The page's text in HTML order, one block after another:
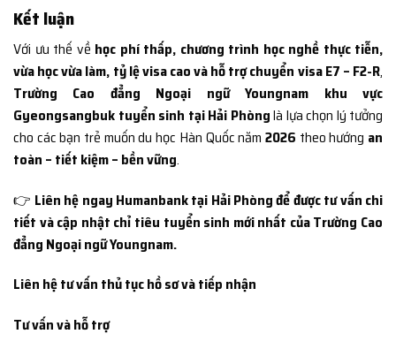
Kết luận
Với ưu thế về học phí thấp, chương trình học nghề thực tiễn,
vừa học vừa làm, tỷ lệ visa cao và hỗ trợ chuyển visa E7 – F2-R,
Trường Cao đẳng Ngoại ngữ Youngnam khu vực
Gyeongsangbuk tuyển sinh tại Hải Phònglà lựa chọn lý tưởng
cho các bạn trẻ muốn du học Hàn Quốc năm 2026 theo hướng an
toàn – tiết kiệm – bền vững.
👉 Liên hệ ngay Humanbank tại Hải Phòng để được tư vấn chi
tiết và cập nhật chỉ tiêu tuyển sinh mới nhất của Trường Cao
đẳng Ngoại ngữ Youngnam.
Liên hệ tư vấn thủ tục hồ sơ và tiếp nhận
Tư vấn và hỗ trợ